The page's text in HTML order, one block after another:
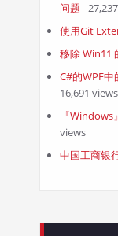
问题 -
使用Git
移除 Win11
C#的WPF
16,691 views
『
views
中国工商银